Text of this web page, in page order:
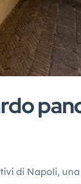
di Napoli,